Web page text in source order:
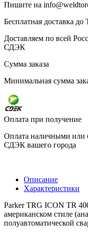
Пишите на
Бесплатная доставка до
Доставляем по всей
СДЭК
Сумма заказа
Минимальная сумма
Оплата при получение
Оплата наличными или
СДЭК вашего города
Описание
Характеристики
Parker TRG ICON TR
американском стиле
полуавтоматической